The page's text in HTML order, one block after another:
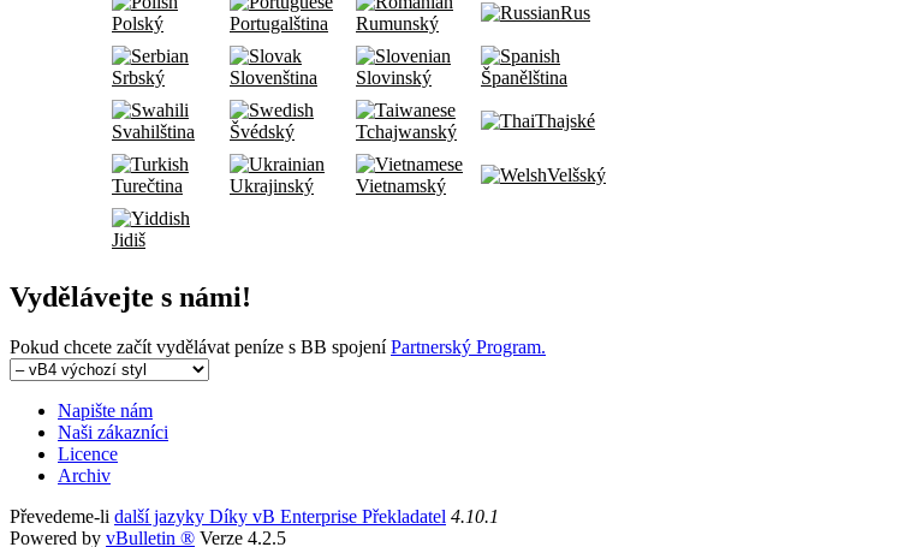
Polský Portugalština Rumunský
Rus
Srbský Slovenština Slovinský Španělština
Svahilština Švédský Tchajwanský
Thajské
Turečtina Ukrajinský Vietnamský
Velšský
Jidiš
Vydělávejte s námi!
Pokud chcete začít vydělávat peníze s BB spojeníPartnerský Program.
Napište nám
Naši zákazníci
Licence
Archiv
Převedeme-li další jazyky Díky vB Enterprise Překladatel 4.10.1
Powered by vBulletin ® Verze 4.2.5